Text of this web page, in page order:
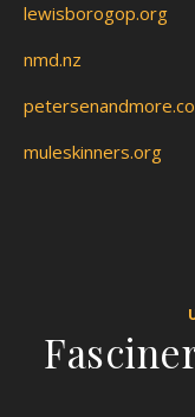
lewisborogop.org
nmd.nz
muleskinners.org